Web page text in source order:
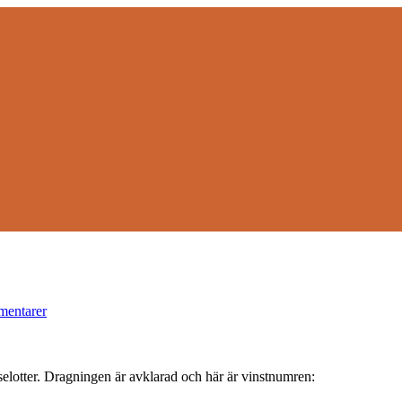
Dragningen är avklarad och här är vinstnumren: